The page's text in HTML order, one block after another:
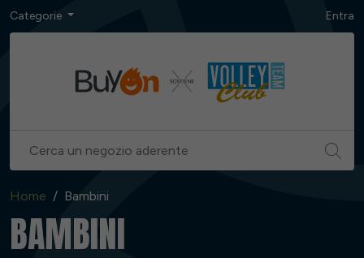
Categorie Entra
Home Bambini
BAMBINI